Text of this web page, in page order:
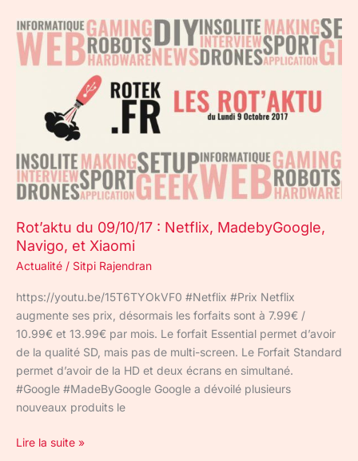
Rot’aktu du 09/10/17 : Netflix, MadebyGoogle,
Navigo, et Xiaomi
Actualité / Sitpi Rajendran
https://youtu.be/15T6TYOkVF0 #Netflix #Prix Netflix
augmente ses prix, désormais les forfaits sont à 7.99€ /
10.99€ et 13.99€ par mois. Le forfait Essential permet d’avoir
de la qualité SD, mais pas de multi-screen. Le Forfait Standard
permet d’avoir de la HD et deux écrans en simultané.
#Google #MadeByGoogle Google a dévoilé plusieurs
nouveaux produits le
Rot’aktu
du
09/10/17
MadebyGoogle,
Navigo,
et
Xiaomi
Lire la suite »